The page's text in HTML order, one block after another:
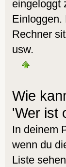
eingeloggt
Einloggen.
Rechner
usw.
Wie
'Wer ist
In deinem
wenn du
Liste